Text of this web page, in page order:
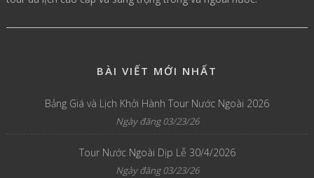
BÀI VIẾT MỚI NHẤT
Bảng Giá và Lịch Khởi Hành Tour Nước Ngoài 2026
Ngày đăng 03/23/26
Tour Nước Ngoài Dịp Lễ 30/4/2026
Ngày đăng 03/23/26